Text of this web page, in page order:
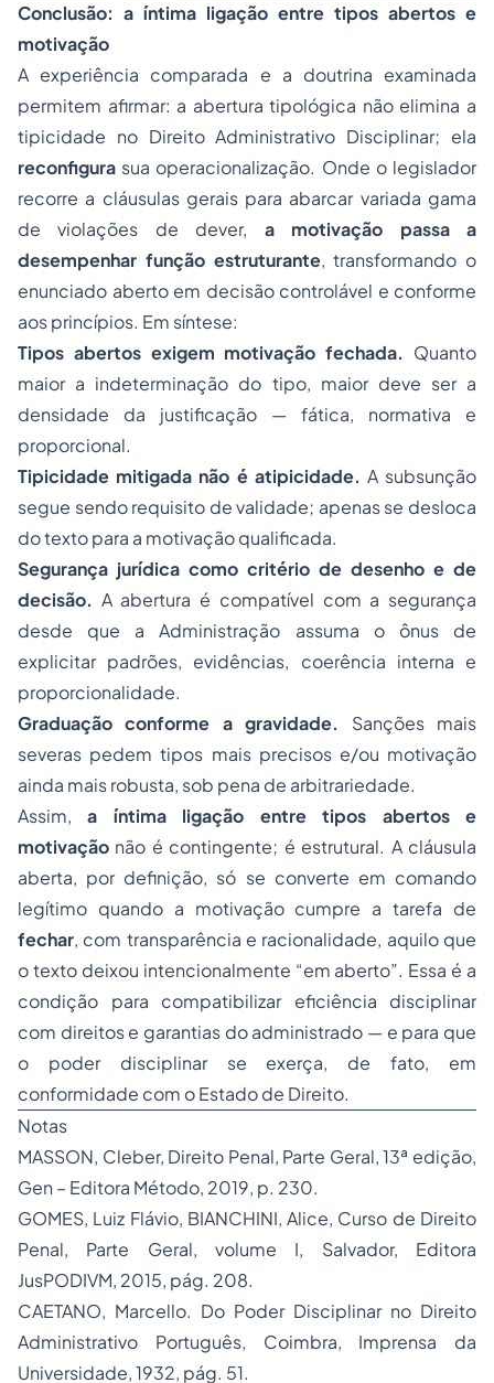
Conclusão: a íntima ligação entre tipos abertos e
motivação
A experiência comparada e a doutrina examinada
permitem afirmar: a abertura tipológica não elimina a
tipicidade no Direito Administrativo Disciplinar; ela
reconfigura sua operacionalização. Onde o legislador
recorre a cláusulas gerais para abarcar variada gama
de violações de dever, a motivação passa a
desempenhar função estruturante, transformando o
enunciado aberto em decisão controlável e conforme
aos princípios. Em síntese:
Tipos abertos exigem motivação fechada. Quanto
maior a indeterminação do tipo, maior deve ser a
densidade da justificação — fática, normativa e
proporcional.
Tipicidade mitigada não é atipicidade. A subsunção
segue sendo requisito de validade; apenas se desloca
do texto para a motivação qualificada.
Segurança jurídica como critério de desenho e de
decisão. A abertura é compatível com a segurança
desde que a Administração assuma o ônus de
explicitar padrões, evidências, coerência interna e
proporcionalidade.
Graduação conforme a gravidade.
Sanções mais
severas pedem tipos mais precisos e/ou motivação
ainda mais robusta, sob pena de arbitrariedade.
Assim,a íntima ligação entre tipos abertos e
motivação não é contingente; é estrutural. A cláusula
aberta, por definição, só se converte em comando
legítimo quando a motivação cumpre a tarefa de
fechar, com transparência e racionalidade, aquilo que
o texto deixou intencionalmente “em aberto”. Essa é a
condição para compatibilizar eficiência disciplinar
com direitos e garantias do administrado — e para que
o poder disciplinar se exerça, de fato, em
conformidade com o Estado de Direito.
Notas
MASSON, Cleber, Direito Penal, Parte Geral, 13ª edição,
Gen – Editora Método, 2019, p. 230.
GOMES, Luiz Flávio, BIANCHINI, Alice, Curso de Direito
Penal, Parte Geral, volume I, Salvador, Editora
JusPODIVM, 2015, pág. 208.
CAETANO, Marcello. Do Poder Disciplinar no Direito
Administrativo Português, Coimbra, Imprensa da
Universidade, 1932, pág. 51.